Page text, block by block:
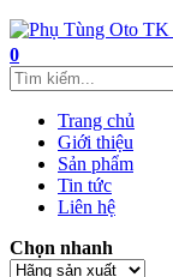
0
Trang chủ
Giới thiệu
Sản phẩm
Tin tức
Liên hệ
Chọn nhanh